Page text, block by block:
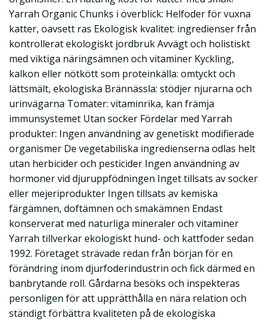
Yarrah Organic Chunks i överblick: Helfoder för vuxna
katter, oavsett ras Ekologisk kvalitet: ingredienser från
kontrollerat ekologiskt jordbruk Avvägt och holistiskt
med viktiga näringsämnen och vitaminer Kyckling,
kalkon eller nötkött som proteinkälla: omtyckt och
lättsmält, ekologiska Brännässla: stödjer njurarna och
urinvägarna Tomater: vitaminrika, kan främja
immunsystemet Utan socker Fördelar med Yarrah
produkter: Ingen användning av genetiskt modifierade
organismer De vegetabiliska ingredienserna odlas helt
utan herbicider och pesticider Ingen användning av
hormoner vid djuruppfödningen Inget tillsats av socker
eller mejeriprodukter Ingen tillsats av kemiska
färgämnen, doftämnen och smakämnen Endast
konserverat med naturliga mineraler och vitaminer
Yarrah tillverkar ekologiskt hund- och kattfoder sedan
1992. Företaget strävade redan från början för en
förändring inom djurfoderindustrin och fick därmed en
banbrytande roll. Gårdarna besöks och inspekteras
personligen för att upprätthålla en nära relation och
ständigt förbättra kvaliteten på de ekologiska